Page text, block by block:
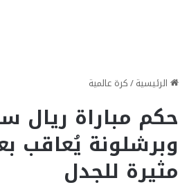
الرئيسية/كرة عالمية
حكم مباراة ريال
وبرشلونة يُعاقب
مثيرة للجدل